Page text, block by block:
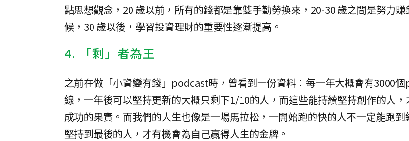
點思想觀念，20 歲以前，所有的錢都是靠雙手勤勞換來，20-30 歲之間是努力賺
候，30 歲以後，學習投資理財的重要性逐漸提高。
4. 「剩」者為王
之前在做「小資變有錢」podcast時，曾看到一份資料：每一年大概會有3000
線，一年後可以堅持更新的大概只剩下1/10的人，而這些能持續堅持創作的人
成功的果實。而我們的人生也像是一場馬拉松，一開始跑的快的人不一定能跑到
堅持到最後的人，才有機會為自己贏得人生的金牌。